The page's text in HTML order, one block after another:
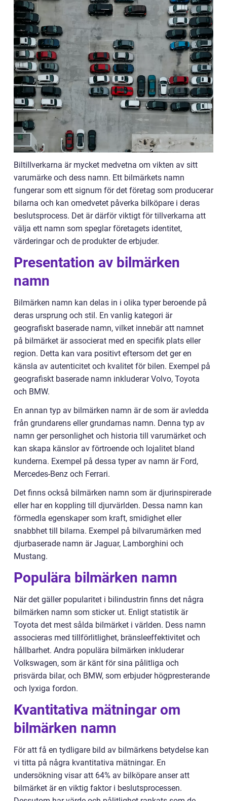
Biltillverkarna är mycket medvetna om vikten av sitt
varumärke och dess namn. Ett bilmärkets namn
fungerar som ett signum för det företag som producerar
bilarna och kan omedvetet påverka bilköpare i deras
beslutsprocess. Det är därför viktigt för tillverkarna att
välja ett namn som speglar företagets identitet,
värderingar och de produkter de erbjuder.
Presentation av bilmärken
namn
Bilmärken namn kan delas in i olika typer beroende på
deras ursprung och stil. En vanlig kategori är
geografiskt baserade namn, vilket innebär att namnet
på bilmärket är associerat med en specifik plats eller
region. Detta kan vara positivt eftersom det ger en
känsla av autenticitet och kvalitet för bilen. Exempel på
geografiskt baserade namn inkluderar Volvo, Toyota
och BMW.
En annan typ av bilmärken namn är de som är avledda
från grundarens eller grundarnas namn. Denna typ av
namn ger personlighet och historia till varumärket och
kan skapa känslor av förtroende och lojalitet bland
kunderna. Exempel på dessa typer av namn är Ford,
Mercedes-Benz och Ferrari.
Det finns också bilmärken namn som är djurinspirerade
eller har en koppling till djurvärlden. Dessa namn kan
förmedla egenskaper som kraft, smidighet eller
snabbhet till bilarna. Exempel på bilvarumärken med
djurbaserade namn är Jaguar, Lamborghini och
Mustang.
Populära bilmärken namn
När det gäller popularitet i bilindustrin finns det några
bilmärken namn som sticker ut. Enligt statistik är
Toyota det mest sålda bilmärket i världen. Dess namn
associeras med tillförlitlighet, bränsleeffektivitet och
hållbarhet. Andra populära bilmärken inkluderar
Volkswagen, som är känt för sina pålitliga och
prisvärda bilar, och BMW, som erbjuder högpresterande
och lyxiga fordon.
Kvantitativa mätningar om
bilmärken namn
För att få en tydligare bild av bilmärkens betydelse kan
vi titta på några kvantitativa mätningar. En
undersökning visar att 64% av bilköpare anser att
bilmärket är en viktig faktor i beslutsprocessen.